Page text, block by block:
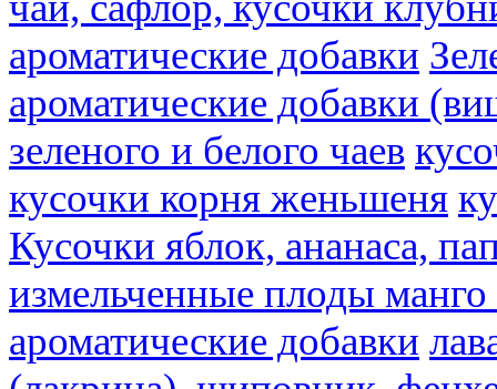
ароматические добавки
ароматические добавки
зеленого и белого чаев
кусочки корня женьшеня
Кусочки яблок, ананаса,
измельченные плоды
ароматические добавки